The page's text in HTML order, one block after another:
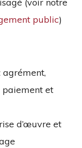
public)
agrément,
paiement et
d’œuvre et